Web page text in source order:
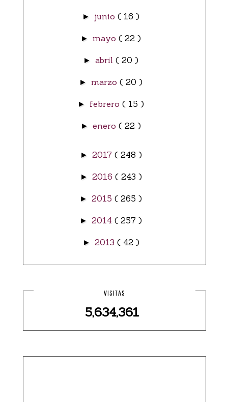
► junio ( 16 )
► mayo ( 22 )
► abril ( 20 )
► marzo ( 20 )
► febrero ( 15 )
► enero ( 22 )
► 2017 ( 248 )
► 2016 ( 243 )
► 2015 ( 265 )
► 2014 ( 257 )
► 2013 ( 42 )
VISITAS
5,634,361